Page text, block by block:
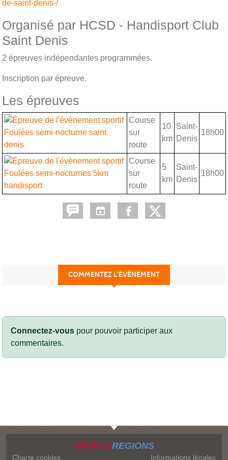
de-saint-denis-/
Organisé par HCSD - Handisport Club
Saint Denis
2 épreuves indépendantes programmées.
Inscription par épreuve.
Les épreuves
Foulées semi-nocturne saint
denis
Course
sur
route
10
km
Saint-
Denis
18h00
Foulées semi-nocturnes 5km
handisport
Course
sur
route
5
km
Saint-
Denis
18h00
COMMENTEZ L’ÉVÈNEMENT
Connectez-vous pour pouvoir participer aux
commentaires.
SPORTSREGIONS
Charte cookies Informations légales